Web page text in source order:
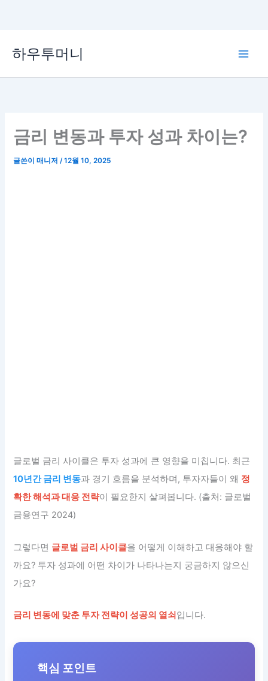
로
하우투머니
금리 변동과 투자 성과 차이는?
글쓴이매니저/12월 10, 2025
글로벌 금리 사이클은 투자 성과에 큰 영향을 미칩니다. 최근
10년간 금리 변동과 경기 흐름을 분석하며, 투자자들이 왜 정
확한 해석과 대응 전략이 필요한지 살펴봅니다. (출처: 글로벌
금융연구 2024)
그렇다면 글로벌 금리 사이클을 어떻게 이해하고 대응해야 할
까요? 투자 성과에 어떤 차이가 나타나는지 궁금하지 않으신
가요?
금리 변동에 맞춘 투자 전략이 성공의 열쇠입니다.
핵심 포인트